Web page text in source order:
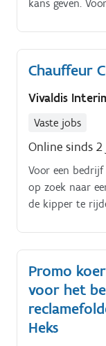
zorgkwaliteit.
kans geven.
grond & asfalt
Chauffeur
Vivaldis
Vaste jobs
Online sinds 2
Voor een
op zoek naar
de kipper te
van maandag
zaterdag
Promo
voor het
Heks